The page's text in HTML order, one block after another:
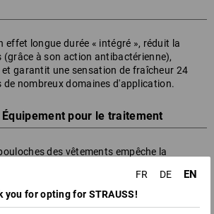
effet longue durée « intégré », réduit la
à son action antibactérienne),
garantit une sensation de fraîcheur 24
de nombreux domaines d'application.
pour le traitement
des vêtements empêche la
frottement de la surface du tissu, d'où
quelques poils de laine qui s'entremêlent
FR DE EN
you for opting for STRAUSS!